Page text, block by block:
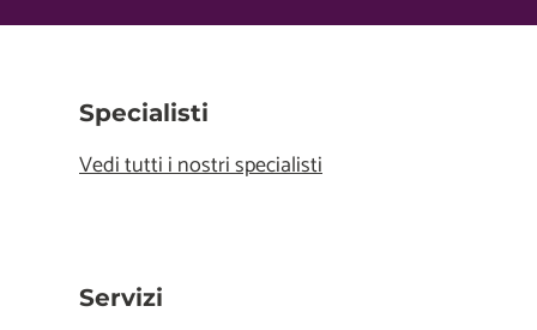
Specialisti
Vedi tutti i nostri specialisti
Servizi